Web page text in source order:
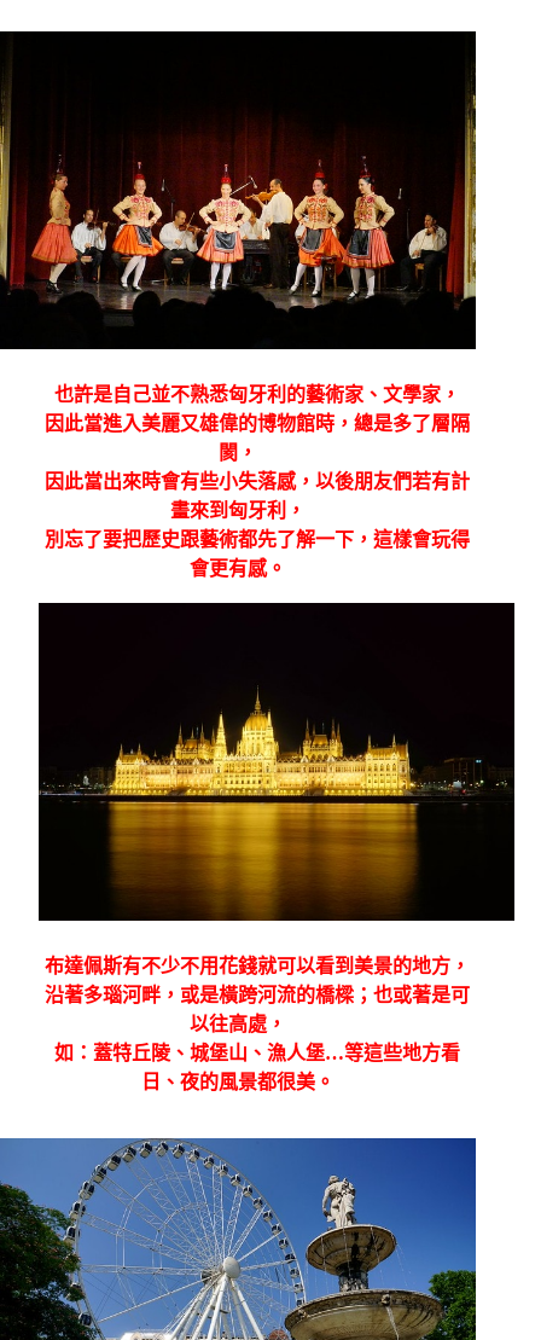
也許是自己並不熟悉匈牙利的藝術家、文學家，
因此當進入美麗又雄偉的博物館時，總是多了層隔
閡，
因此當出來時會有些小失落感，以後朋友們若有計
畫來到匈牙利，
別忘了要把歷史跟藝術都先了解一下，這樣會玩得
會更有感。
布達佩斯有不少不用花錢就可以看到美景的地方，
沿著多瑙河畔，或是橫跨河流的橋樑；也或著是可
以往高處，
如：蓋特丘陵、城堡山、漁人堡…等這些地方看
日、夜的風景都很美。